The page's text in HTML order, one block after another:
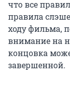
что все
правила
ходу фильма,
внимание на
концовка
завершенной.